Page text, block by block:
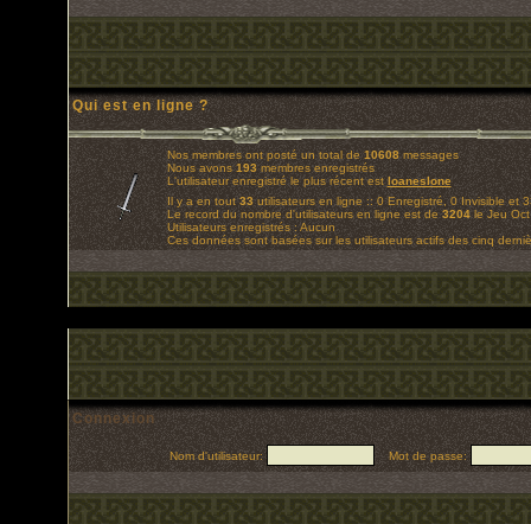
Qui est en ligne ?
Nos membres ont posté un total de10608messages
Nous avons193membres enregistrés
L'utilisateur enregistré le plus récent est loaneslone
Il y a en tout33utilisateurs en ligne :: 0 Enregistré, 0 Invisible et
Le record du nombre d'utilisateurs en ligne est de3204le Jeu
Utilisateurs enregistrés : Aucun
Ces données sont basées sur les utilisateurs actifs des cinq
Connexion
Nom d'utilisateur: Mot de passe: